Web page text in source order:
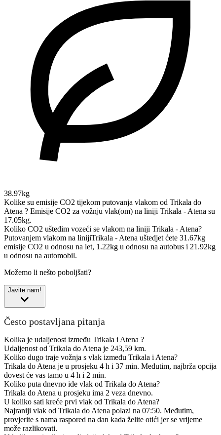
38.97kg
Kolike su emisije CO2 tijekom putovanja vlakom od Trikala do
Atena ? Emisije CO2 za vožnju vlak(om) na liniji Trikala - Atena su
17.05kg.
Koliko CO2 uštedim vozeći se vlakom na liniji Trikala - Atena?
Putovanjem vlakom na linijiTrikala - Atena uštedjet ćete 31.67kg
emisije CO2 u odnosu na let, 1.22kg u odnosu na autobus i 21.92kg
u odnosu na automobil.
Možemo li nešto poboljšati?
Javite nam!
Često postavljana pitanja
Kolika je udaljenost između Trikala i Atena ?
Udaljenost od Trikala do Atena je 243,59 km.
Koliko dugo traje vožnja s vlak između Trikala i Atena?
Trikala do Atena je u prosjeku 4 h i 37 min. Međutim, najbrža opcija
dovest će vas tamo u 4 h i 2 min.
Koliko puta dnevno ide vlak od Trikala do Atena?
Trikala do Atena u prosjeku ima 2 veza dnevno.
U koliko sati kreće prvi vlak od Trikala do Atena?
Najraniji vlak od Trikala do Atena polazi na 07:50. Međutim,
provjerite s nama raspored na dan kada želite otići jer se vrijeme
može razlikovati.